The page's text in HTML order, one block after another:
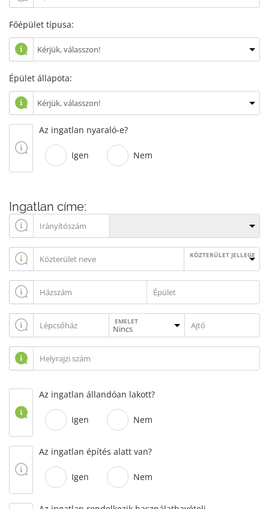
Főépület típusa:
Épület állapota:
Az ingatlan nyaraló-e?
Igen Nem
Ingatlan címe:
KÖZTERÜLET JELLEGE
EMELET
Az ingatlan állandóan lakott?
Igen Nem
Az ingatlan építés alatt van?
Igen Nem